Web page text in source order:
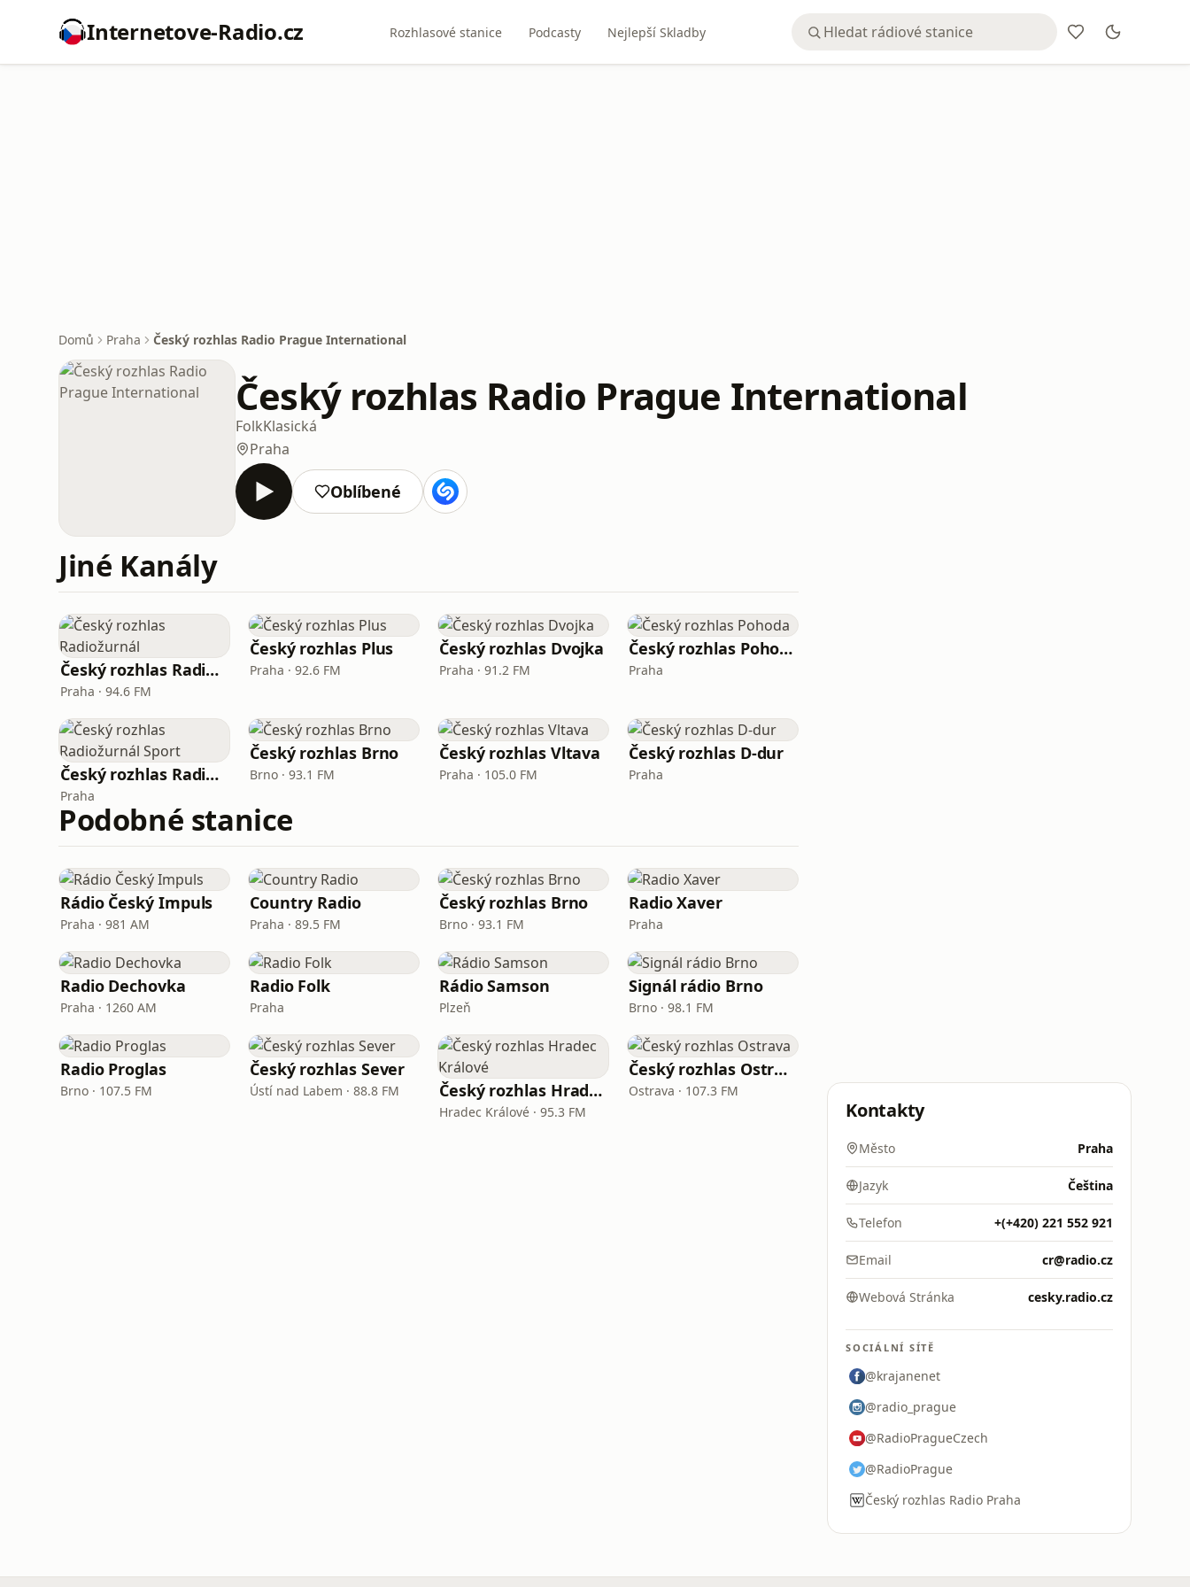
Internetove-Radio.cz Rozhlasové stanice Podcasty Nejlepší Skladby
Domů Praha Český rozhlas Radio Prague International
Český rozhlas Radio Prague International
FolkKlasická
Praha
Oblíbené
Jiné Kanály
Český rozhlas Radiožurnál
Praha · 94.6 FM
Český rozhlas Plus
Praha · 92.6 FM
Český rozhlas Dvojka
Praha · 91.2 FM
Český rozhlas Pohoda
Praha
Český rozhlas Radiožurnál Sport
Praha
Český rozhlas Brno
Brno · 93.1 FM
Český rozhlas Vltava
Praha · 105.0 FM
Český rozhlas D-dur
Praha
Podobné stanice
Rádio Český Impuls
Praha · 981 AM
Country Radio
Praha · 89.5 FM
Český rozhlas Brno
Brno · 93.1 FM
Radio Xaver
Praha
Radio Dechovka
Praha · 1260 AM
Radio Folk
Praha
Rádio Samson
Plzeň
Signál rádio Brno
Brno · 98.1 FM
Radio Proglas
Brno · 107.5 FM
Český rozhlas Sever
Ústí nad Labem · 88.8 FM Český rozhlas Hradec Králové
Hradec Králové · 95.3 FM
Český rozhlas Ostrava
Ostrava · 107.3 FM
Kontakty
Město Praha
Jazyk Čeština
Telefon +(+420) 221 552 921
Email cr@radio.cz
Webová Stránka cesky.radio.cz
SOCIÁLNÍ SÍTĚ
@krajanenet
@radio_prague
@RadioPragueCzech
@RadioPrague
Český rozhlas Radio Praha